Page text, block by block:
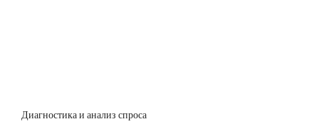
Диагностика и анализ спроса